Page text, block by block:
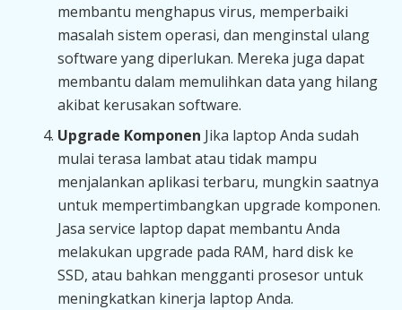
membantu menghapus virus, memperbaiki
masalah sistem operasi, dan menginstal ulang
software yang diperlukan. Mereka juga dapat
membantu dalam memulihkan data yang hilang
akibat kerusakan software.
Upgrade Komponen Jika laptop Anda sudah
mulai terasa lambat atau tidak mampu
menjalankan aplikasi terbaru, mungkin saatnya
untuk mempertimbangkan upgrade komponen.
Jasa service laptop dapat membantu Anda
melakukan upgrade pada RAM, hard disk ke
SSD, atau bahkan mengganti prosesor untuk
meningkatkan kinerja laptop Anda.